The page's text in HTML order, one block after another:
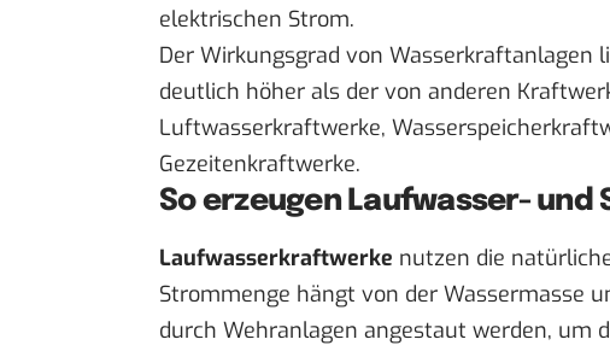
elektrischen Strom.
Der Wirkungsgrad von Wasserkraftanlagen
deutlich höher als der von anderen
Luftwasserkraftwerke,
Gezeitenkraftwerke.
So erzeugen Laufwasser-
Laufwasserkraftwerke nutzen die
Strommenge hängt von der Wassermasse
durch Wehranlagen angestaut werden, um